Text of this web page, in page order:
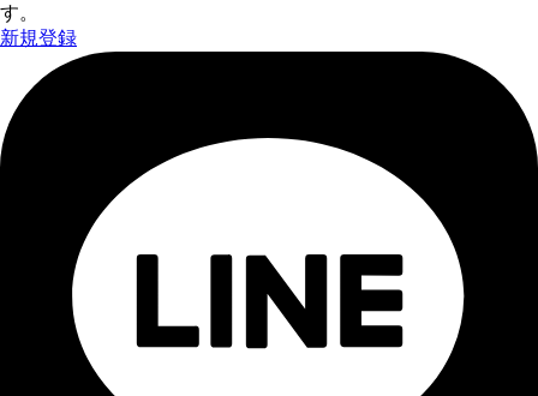
す。
新規登録